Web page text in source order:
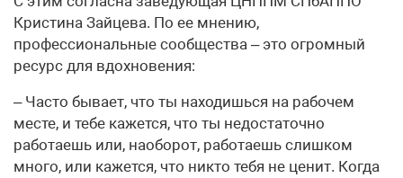
Кристина Зайцева. По ее мнению,
профессиональные сообщества – это огромный
ресурс для вдохновения:
– Часто бывает, что ты находишься на рабочем
месте, и тебе кажется, что ты недостаточно
работаешь или, наоборот, работаешь слишком
много, или кажется, что никто тебя не ценит. Когда